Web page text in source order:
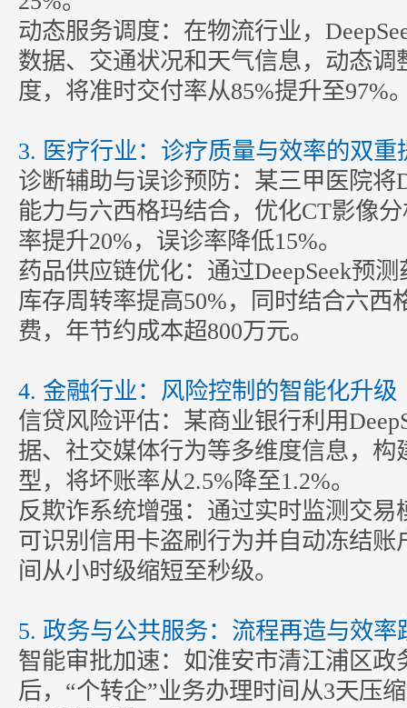
动态服务调度：在物流行业，
数据、交通状况和天气信息，动态调
度，将准时交付率从85%提升至97%
3. 医疗行业：诊疗质量与效率的双
诊断辅助与误诊预防：某三甲医院将
能力与六西格玛结合，优化CT影像
率提升20%，误诊率降低15%。
药品供应链优化：通过DeepSeek预
库存周转率提高50%，同时结合六西
费，年节约成本超800万元。
4. 金融行业：风险控制的智能化升
信贷风险评估：某商业银行利用
据、社交媒体行为等多维度信息，构
型，将坏账率从2.5%降至1.2%。
反欺诈系统增强：通过实时监测交易
可识别信用卡盗刷行为并自动冻结账
间从小时级缩短至秒级。
5. 政务与公共服务：流程再造与效
智能审批加速：如淮安市清江浦区政
后，“个转企”业务办理时间从3天压